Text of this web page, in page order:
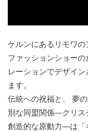
ケルンにあるリモワ
ファッションショー
レーションでデザイ
ます。
伝統への祝福と、 夢
別な同盟関係―クリス
創造的な原動力―は「